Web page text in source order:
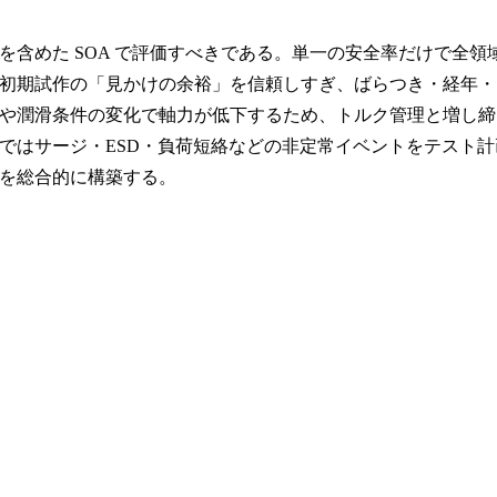
めた SOA で評価すべきである。単一の安全率だけで全領
試作の「見かけの余裕」を信頼しすぎ、ばらつき・経年・
潤滑条件の変化で軸力が低下するため、トルク管理と増し締
はサージ・ESD・負荷短絡などの非定常イベントをテスト
総合的に構築する。